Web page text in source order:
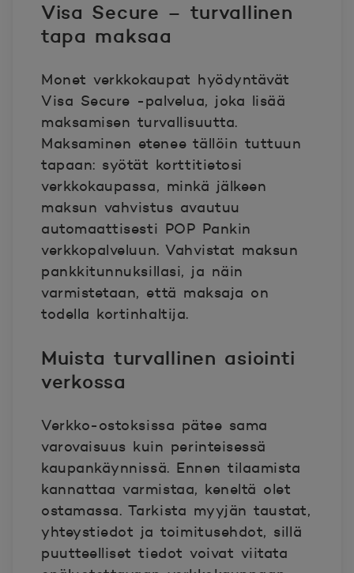
Visa Secure – turvallinen
tapa maksaa
Monet verkkokaupat hyödyntävät
Visa Secure -palvelua, joka lisää
maksamisen turvallisuutta.
Maksaminen etenee tällöin tuttuun
tapaan: syötät korttitietosi
verkkokaupassa, minkä jälkeen
maksun vahvistus avautuu
automaattisesti POP Pankin
verkkopalveluun. Vahvistat maksun
pankkitunnuksillasi, ja näin
varmistetaan, että maksaja on
todella kortinhaltija.
Muista turvallinen asiointi
verkossa
Verkko-ostoksissa pätee sama
varovaisuus kuin perinteisessä
kaupankäynnissä. Ennen tilaamista
kannattaa varmistaa, keneltä olet
ostamassa. Tarkista myyjän taustat,
yhteystiedot ja toimitusehdot, sillä
puutteelliset tiedot voivat viitata